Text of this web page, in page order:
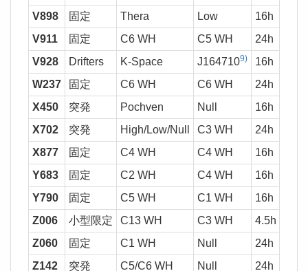
V898
固定 Thera Low 16h
V911
固定 C6 WH C5 WH 24h
V928
Drifters K-Space J1647109) 16h
W237
固定 C6 WH C6 WH 24h
X450
突発 Pochven Null 16h
X702
突発 High/Low/Null C3 WH 24h
X877
固定 C4 WH C4 WH 16h
Y683
固定 C2 WH C4 WH 16h
Y790
固定 C5 WH C1 WH 16h
Z006
小型限定 C13 WH C3 WH
4.5h
Z060
固定 C1 WH Null 24h
Z142
突発 C5/C6 WH Null 24h